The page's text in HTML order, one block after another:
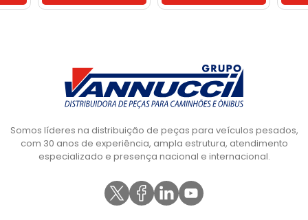
Somos líderes na distribuição de peças para veículos pesados,
com 30 anos de experiência, ampla estrutura, atendimento
especializado e presença nacional e internacional.